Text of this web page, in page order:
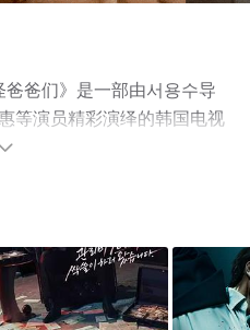
爸们》是一部由서용수导
等演员精彩演绎的韩国电视
整版电视剧全集就上星辰